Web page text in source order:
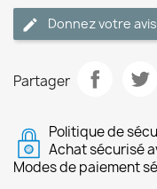
Donnez votre avis
Partager
Politique de
Achat sécurisé
Modes de paiement